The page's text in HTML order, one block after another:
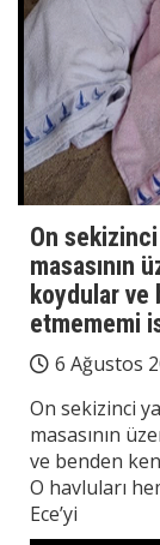
On
masasının
koydular
etmememi
6 Ağustos
On sekizinci
masasının
ve benden
O havluları
Ece’yi